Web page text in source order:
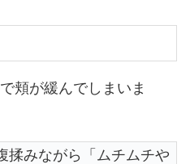
頬が緩んでしまいま
揉みながら「ムチムチや